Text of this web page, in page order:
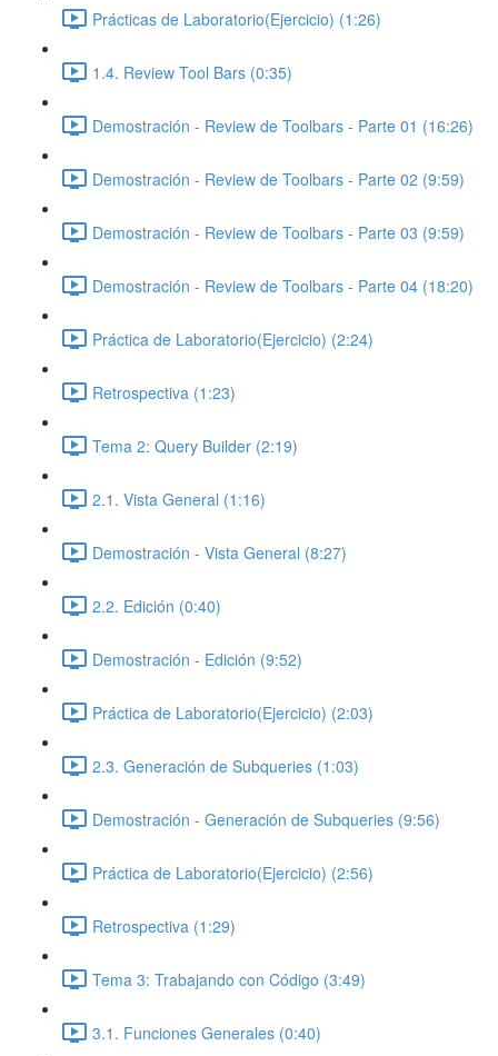
Prácticas de Laboratorio(Ejercicio) (1:26)
1.4. Review Tool Bars (0:35)
Demostración - Review de Toolbars - Parte 01 (16:26)
Demostración - Review de Toolbars - Parte 02 (9:59)
Demostración - Review de Toolbars - Parte 03 (9:59)
Demostración - Review de Toolbars - Parte 04 (18:20)
Práctica de Laboratorio(Ejercicio) (2:24)
Retrospectiva (1:23)
Tema 2: Query Builder (2:19)
2.1. Vista General (1:16)
Demostración - Vista General (8:27)
2.2. Edición (0:40)
Demostración - Edición (9:52)
Práctica de Laboratorio(Ejercicio) (2:03)
2.3. Generación de Subqueries (1:03)
Demostración - Generación de Subqueries (9:56)
Práctica de Laboratorio(Ejercicio) (2:56)
Retrospectiva (1:29)
Tema 3: Trabajando con Código (3:49)
3.1. Funciones Generales (0:40)